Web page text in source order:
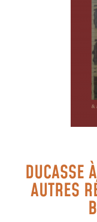
DUCASSE
AUTRES